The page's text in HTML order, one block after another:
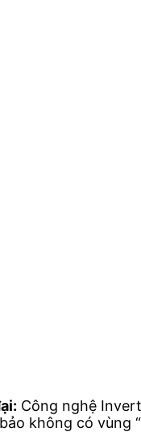
Công nghệ
không có vùng